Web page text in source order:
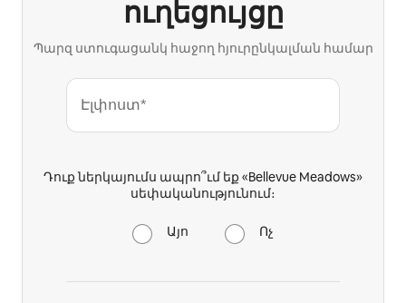
ուղեցույցը
Պարզ ստուգացանկ հաջող հյուրընկալման համար
Էլփոստ*
Դուք ներկայումս ապրո՞ւմ եք «Bellevue Meadows»
սեփականությունում։
Այո Ոչ